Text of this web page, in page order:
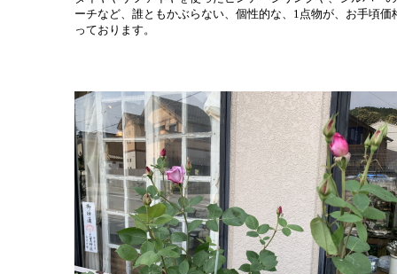
ーチなど、誰ともかぶらない、個性的な、1点物が、お手頃価
っております。